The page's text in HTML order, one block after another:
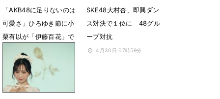
「AKB48に足りないのは
可愛さ」ひろゆき節に小
栗有以が「伊藤百花」で
対抗「います！」
4月30日 08時12分
SKE48大村杏、即興ダン
ス対決で１位に 48グル
ープ対抗
4月30日 07時59分